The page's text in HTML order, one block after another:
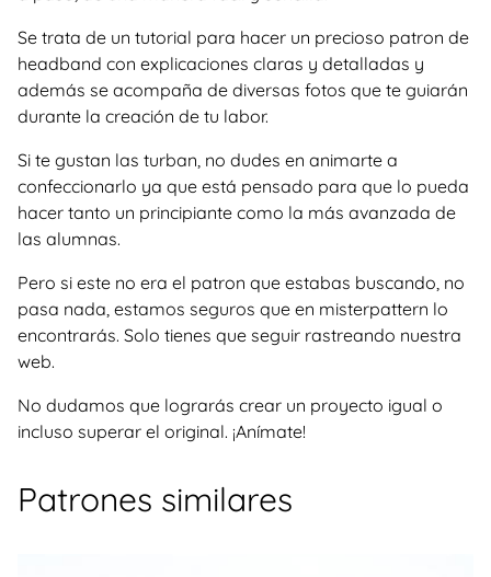
Se trata de un tutorial para hacer un precioso patron de
headband con explicaciones claras y detalladas y
además se acompaña de diversas fotos que te guiarán
durante la creación de tu labor.
Si te gustan las turban, no dudes en animarte a
confeccionarlo ya que está pensado para que lo pueda
hacer tanto un principiante como la más avanzada de
las alumnas.
Pero si este no era el patron que estabas buscando, no
pasa nada, estamos seguros que en misterpattern lo
encontrarás. Solo tienes que seguir rastreando nuestra
web.
No dudamos que lograrás crear un proyecto igual o
incluso superar el original. ¡Anímate!
Patrones similares